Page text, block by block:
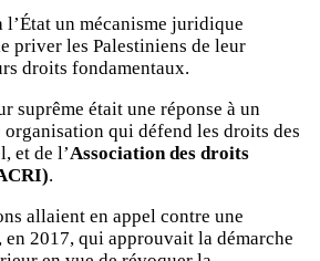
un mécanisme juridique
priver les Palestiniens de leur
droits fondamentaux.
suprême était une réponse à un
organisation qui défend les droits des
et de l’Association des droits
.
allaient en appel contre une
2017, qui approuvait la démarche